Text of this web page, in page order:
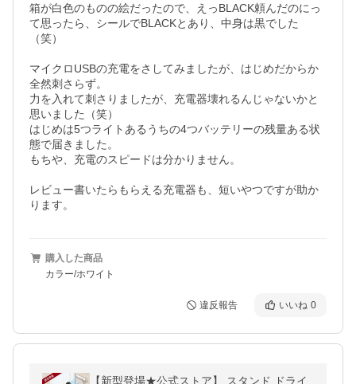
箱が白色のものの絵だったので、えっBLACK頼んだのにっ
て思ったら、シールでBLACKとあり、中身は黒でした
（笑）
マイクロUSBの充電をさしてみましたが、はじめだからか
全然刺さらず。
力を入れて刺さりましたが、充電器壊れるんじゃないかと
思いました（笑）
はじめは5つライトあるうちの4つバッテリーの残量ある状
態で届きました。
もちや、充電のスピードは分かりません。
レビュー書いたらもらえる充電器も、短いやつですが助か
ります。
購入した商品
カラー/ホワイト
違反報告 いいね 0
【新型登場★公式ストア】 スタンド ドライ